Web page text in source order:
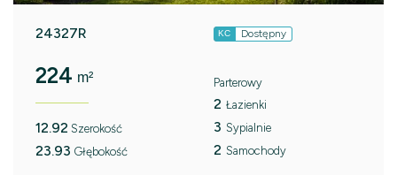
24327R KC Dostępny
224 m²
12.92 Szerokość
23.93 Głębokość
Parterowy
2 Łazienki
3 Sypialnie
2 Samochody